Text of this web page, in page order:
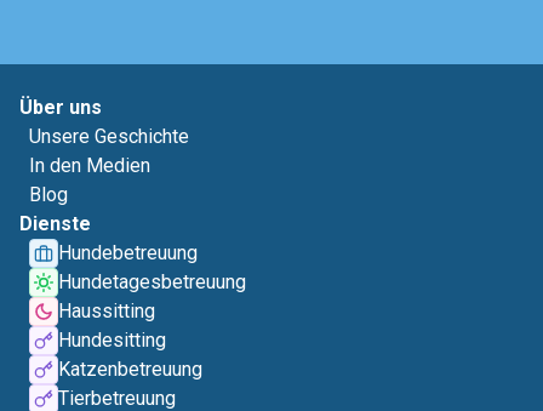
Über uns
Unsere Geschichte
In den Medien
Blog
Dienste
Hundebetreuung
Hundetagesbetreuung
Haussitting
Hundesitting
Katzenbetreuung
Tierbetreuung